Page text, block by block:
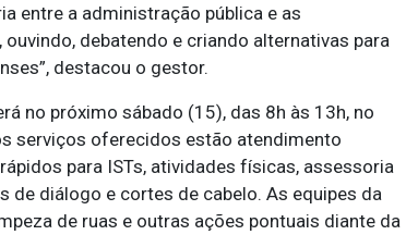
entre a administração pública e as
debatendo e criando alternativas para
destacou o gestor.
no próximo sábado (15), das 8h às 13h, no
serviços oferecidos estão atendimento
para ISTs, atividades físicas, assessoria
de diálogo e cortes de cabelo. As equipes da
de ruas e outras ações pontuais diante da